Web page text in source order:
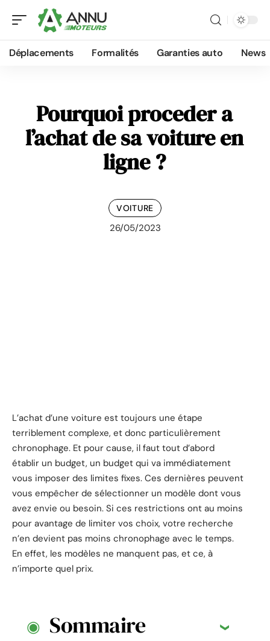
Déplacements Formalités Garanties auto News
Pourquoi proceder a
l’achat de sa voiture en
ligne ?
VOITURE
26/05/2023
L’achat d’une voiture est toujours une étape
terriblement complexe, et donc particulièrement
chronophage. Et pour cause, il faut tout d’abord
établir un budget, un budget qui va immédiatement
vous imposer des limites fixes. Ces dernières peuvent
vous empêcher de sélectionner un modèle dont vous
avez envie ou besoin. Si ces restrictions ont au moins
pour avantage de limiter vos choix, votre recherche
n’en devient pas moins chronophage avec le temps.
En effet, les modèles ne manquent pas, et ce, à
n’importe quel prix.
Sommaire